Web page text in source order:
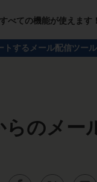
べての機能が使えます
トするメール配信ツー
らのメー